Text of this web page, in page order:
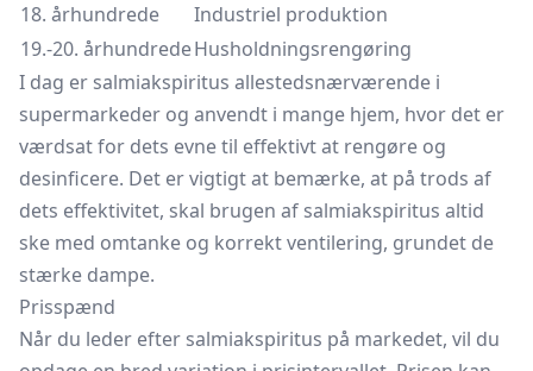
18. århundrede
Industriel produktion
19.-20. århundredeHusholdningsrengøring
I dag er salmiakspiritus allestedsnærværende i
supermarkeder og anvendt i mange hjem, hvor det er
værdsat for dets evne til effektivt at rengøre og
desinficere. Det er vigtigt at bemærke, at på trods af
dets effektivitet, skal brugen af salmiakspiritus altid
ske med omtanke og korrekt ventilering, grundet de
stærke dampe.
Prisspænd
Når du leder efter salmiakspiritus på markedet, vil du